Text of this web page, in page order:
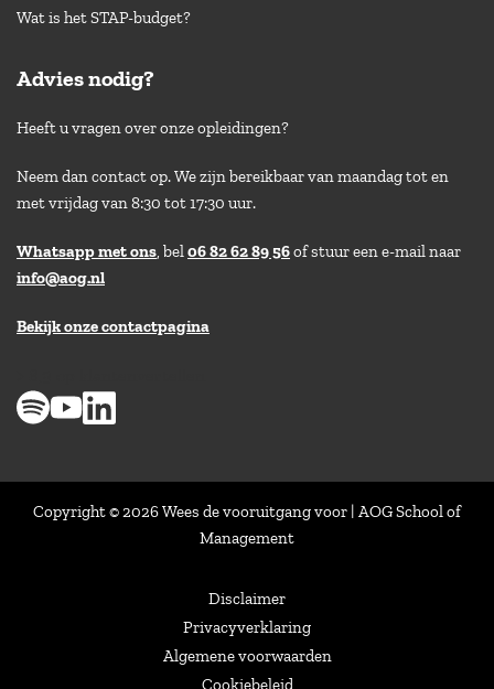
Wat is het STAP-budget?
Advies nodig?
Heeft u vragen over onze opleidingen?
Neem dan contact op. We zijn bereikbaar van maandag tot en
met vrijdag van 8:30 tot 17:30 uur.
Whatsapp met ons, bel06 82 62 89 56of stuur een e-mail naar
info@aog.nl
Bekijk onze contactpagina
Copyright © 2026 Wees de vooruitgang voor | AOG School of
Management
Disclaimer
Privacyverklaring
Algemene voorwaarden
Cookiebeleid